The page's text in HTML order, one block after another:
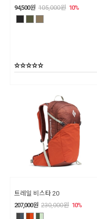
94,500원 105,000원 10%
트레일 비스타 20
207,000원 230,000원 10%